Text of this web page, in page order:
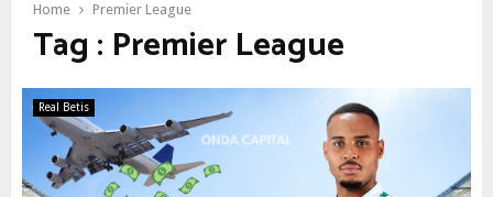
Home Premier League
Tag : Premier League
Real Betis